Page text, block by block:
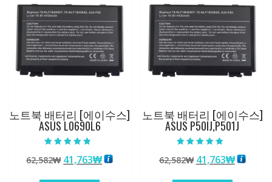
노트북 배터리 [에이수스]
ASUS L0690L6
4.50
로 평가됨
62,582₩ 원
41,763₩현
노트북 배터리 [에이수스]
ASUS P50IJ,P501J
4.50
로 평가됨
62,582₩ 원
41,763₩현